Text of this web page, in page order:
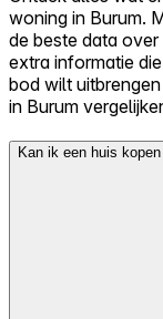
woning in Burum.
de beste data
extra informatie
bod wilt
in Burum
Kan ik een huis